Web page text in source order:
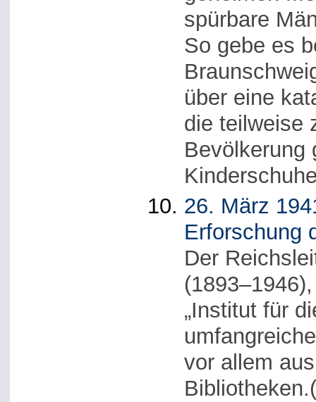
spürbare
So gebe es
über eine
die teilweise
Bevölkerung
26. März
Erforschung
Der
„Institut für
vor allem